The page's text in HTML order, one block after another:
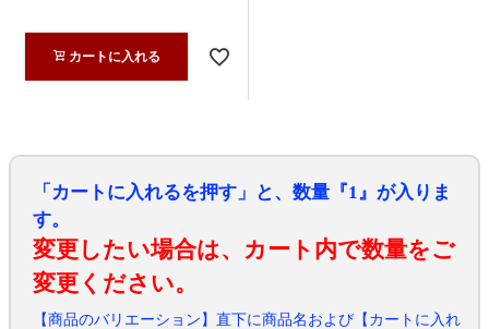
カートに入れる
「カートに入れるを押す」と、数量『1』が入りま
す。
変更したい場合は、カート内で数量をご
変更ください。
【商品のバリエーション】直下に商品名および【カートに入れ